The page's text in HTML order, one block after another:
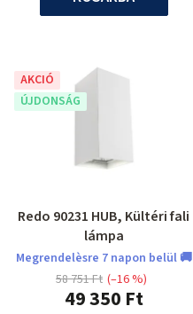
AKCIÓ
ÚJDONSÁG
Redo 90231 HUB, Kültéri fali
lámpa
Megrendelèsre 7 napon belül 🚚
49 350 Ft
58 751 Ft (–16 %)